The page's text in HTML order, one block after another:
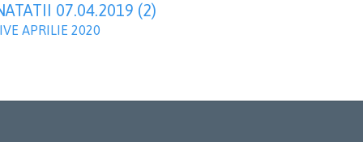
07.04.2019 (2)
APRILIE 2020